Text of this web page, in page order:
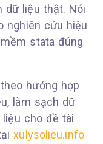
dữ liệu thật. Nói
nghiên cứu hiệu
stata đúng
hướng hợp
làm sạch dữ
liệu cho đề tài
xulysolieu.info